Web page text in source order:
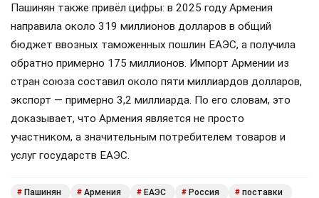
Пашинян также привёл цифры: в 2025 году Армения
направила около 319 миллионов долларов в общий
бюджет ввозных таможенных пошлин ЕАЭС, а получила
обратно примерно 175 миллионов. Импорт Армении из
стран союза составил около пяти миллиардов долларов,
экспорт — примерно 3,2 миллиарда. По его словам, это
доказывает, что Армения является не просто
участником, а значительным потребителем товаров и
услуг государств ЕАЭС.
# Пашинян # Армения # ЕАЭС # Россия # поставки